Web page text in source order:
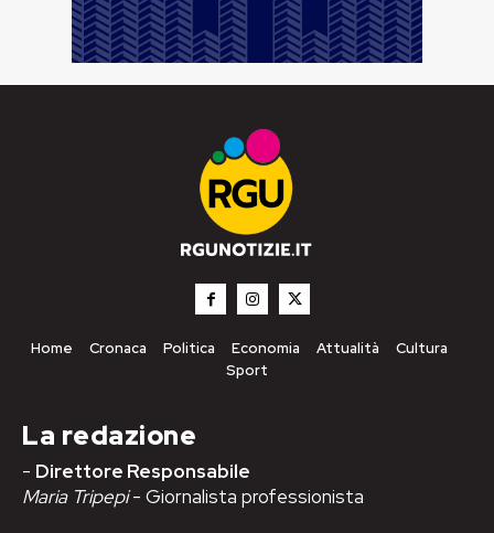
Home Cronaca Politica Economia Attualità
Cultura
Sport
La redazione
- Direttore Responsabile
Maria Tripepi- Giornalista professionista